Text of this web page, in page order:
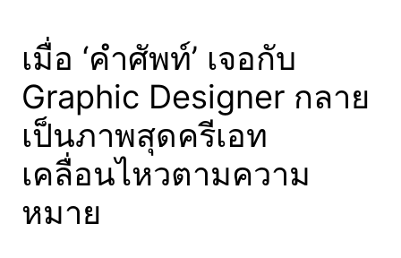
เมื่อ ‘คำศัพท์’ เจอกับ
Graphic Designer กลาย
เป็นภาพสุดครีเอท
เคลื่อนไหวตามความ
หมาย